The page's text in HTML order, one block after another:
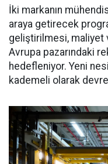
İki markanın
araya getirecek
geliştirilmesi, maliyet
Avrupa pazarındaki
hedefleniyor. Yeni
kademeli olarak